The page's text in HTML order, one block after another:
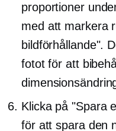
proportioner
med att markera
bildförhållande".
fotot för att
Klicka på "Spara
för att spara den